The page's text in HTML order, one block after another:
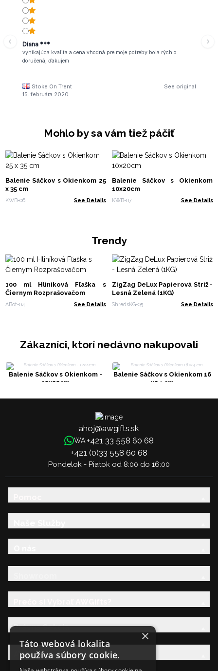
Diana ***
vynikajúca kvalita a cena vhodná pre moje potreby bola rýchlo
doručená, ďakujem
Stoke On Trent
See original
15. februára 2020
Mohlo by sa vám tiež páčiť
Balenie Sáčkov s Okienkom 25
x 35 cm
KWB-06 See Details
Balenie Sáčkov s Okienkom
10x20cm
KWB-07 See Details
Trendy
100 ml Hliníková Fľaška s
Čiernym Rozprašovačom
ABot-04 See Details
ZigZag DeLux Papierová Striž -
Lesná Zelená (1KG)
ShredsKG-05 See Details
Zákazníci, ktorí nedávno nakupovali
Balenie Sáčkov s Okienkom -
12x22cm
Balenie Sáčkov s Okienkom 16
x24 cm
ahoj@awgifts.sk
WA:+421 33 558 60 68
+421 (0)33 558 60 68
Pondelok - Piatok od 8:00 do 16:00
Právna Sekcia
AW Rodina
×
Táto webová lokalita
používa súbory cookie.